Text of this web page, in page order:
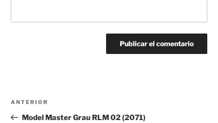
Entrada
anterior:
ANTERIOR
Model Master Grau RLM 02 (2071)